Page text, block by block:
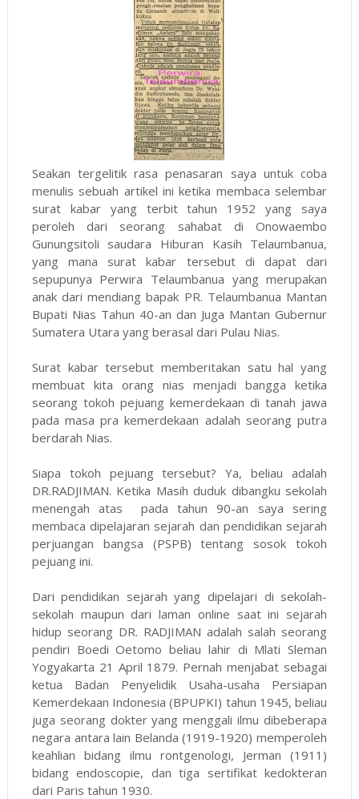
Seakan tergelitik rasa penasaran saya untuk coba
menulis sebuah artikel ini ketika membaca selembar
surat kabar yang terbit tahun 1952 yang saya
peroleh dari seorang sahabat di Onowaembo
Gunungsitoli saudara Hiburan Kasih Telaumbanua,
yang mana surat kabar tersebut di dapat dari
sepupunya Perwira Telaumbanua yang merupakan
anak dari mendiang bapak PR. Telaumbanua Mantan
Bupati Nias Tahun 40-an dan Juga Mantan Gubernur
Sumatera Utara yang berasal dari Pulau Nias.
Surat kabar tersebut memberitakan satu hal yang
membuat kita orang nias menjadi bangga ketika
seorang tokoh pejuang kemerdekaan di tanah jawa
pada masa pra kemerdekaan adalah seorang putra
berdarah Nias.
Siapa tokoh pejuang tersebut? Ya, beliau adalah
DR.RADJIMAN. Ketika Masih duduk dibangku sekolah
menengah atas pada tahun 90-an saya sering
membaca dipelajaran sejarah dan pendidikan sejarah
perjuangan bangsa (PSPB) tentang sosok tokoh
pejuang ini.
Dari pendidikan sejarah yang dipelajari di sekolah-
sekolah maupun dari laman online saat ini sejarah
hidup seorang DR. RADJIMAN adalah salah seorang
pendiri Boedi Oetomo beliau lahir di Mlati Sleman
Yogyakarta 21 April 1879. Pernah menjabat sebagai
ketua Badan Penyelidik Usaha-usaha Persiapan
Kemerdekaan Indonesia (BPUPKI) tahun 1945, beliau
juga seorang dokter yang menggali ilmu dibeberapa
negara antara lain Belanda (1919-1920) memperoleh
keahlian bidang ilmu rontgenologi, Jerman (1911)
bidang endoscopie, dan tiga sertifikat kedokteran
dari Paris tahun 1930.